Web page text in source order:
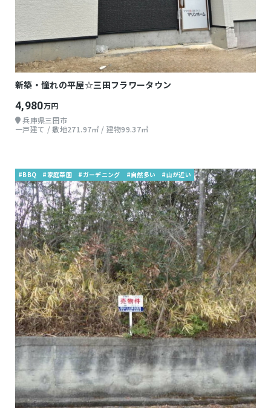
新築・憧れの平屋☆三田フラワータウン
4,980万円
兵庫県三田市
一戸建て / 敷地271.97㎡ / 建物99.37㎡
#BBQ #家庭菜園 #ガーデニング #自然多い #山が近い